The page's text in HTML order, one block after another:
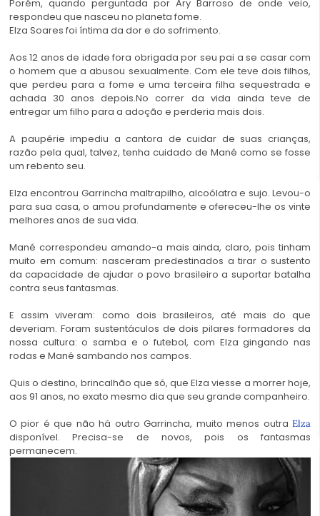
Porém, quando perguntada por Ary Barroso de onde veio,
respondeu que nasceu no planeta fome.
Elza Soares foi íntima da dor e do sofrimento.
Aos 12 anos de idade fora obrigada por seu pai a se casar com
o homem que a abusou sexualmente. Com ele teve dois filhos,
que perdeu para a fome e uma terceira filha sequestrada e
achada 30 anos depois.No correr da vida ainda teve de
entregar um filho para a adoção e perderia mais dois.
A paupérie impediu a cantora de cuidar de suas crianças,
razão pela qual, talvez, tenha cuidado de Mané como se fosse
um rebento seu.
Elza encontrou Garrincha maltrapilho, alcoólatra e sujo. Levou-o
para sua casa, o amou profundamente e ofereceu-lhe os vinte
melhores anos de sua vida.
Mané correspondeu amando-a mais ainda, claro, pois tinham
muito em comum: nasceram predestinados a tirar o sustento
da capacidade de ajudar o povo brasileiro a suportar batalha
contra seus fantasmas.
E assim viveram: como dois brasileiros, até mais do que
deveriam. Foram sustentáculos de dois pilares formadores da
nossa cultura: o samba e o futebol, com Elza gingando nas
rodas e Mané sambando nos campos.
Quis o destino, brincalhão que só, que Elza viesse a morrer hoje,
aos 91 anos, no exato mesmo dia que seu grande companheiro.
O pior é que não há outro Garrincha, muito menos outra Elza
disponível. Precisa-se de novos, pois os fantasmas
permanecem.